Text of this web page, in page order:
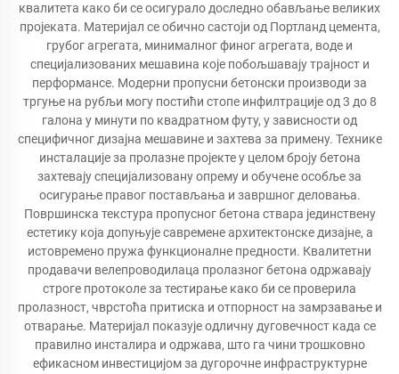
квалитета како би се осигурало доследно обављање великих
пројеката. Материјал се обично састоји од Портланд цемента,
грубог агрегата, минималног финог агрегата, воде и
специјализованих мешавина које побољшавају трајност и
перформансе. Модерни пропусни бетонски производи за
тргуње на рубљи могу постићи стопе инфилтрације од 3 до 8
галона у минути по квадратном футу, у зависности од
специфичног дизајна мешавине и захтева за примену. Технике
инсталације за пролазне пројекте у целом броју бетона
захтевају специјализовану опрему и обучене особље за
осигурање правог постављања и завршног деловања.
Површинска текстура пропусног бетона ствара јединствену
естетику која допуњује савремене архитектонске дизајне, а
истовремено пружа функционалне предности. Квалитетни
продавачи велепроводилаца пролазног бетона одржавају
строге протоколе за тестирање како би се проверила
пролазност, чврстоћа притиска и отпорност на замрзавање и
отварање. Материјал показује одличну дуговечност када се
правилно инсталира и одржава, што га чини трошковно
ефикасном инвестицијом за дугорочне инфраструктурне